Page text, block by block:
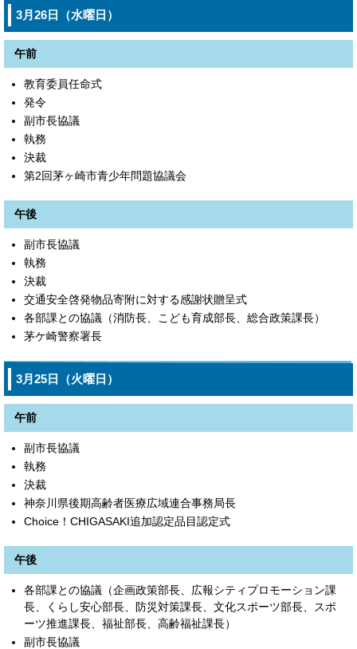
3月26日（水曜日）
午前
教育委員任命式
発令
副市長協議
執務
決裁
第2回茅ヶ崎市青少年問題協議会
午後
副市長協議
執務
決裁
交通安全啓発物品寄附に対する感謝状贈呈式
各部課との協議（消防長、こども育成部長、総合政策課長）
茅ケ崎警察署長
3月25日（火曜日）
午前
副市長協議
執務
決裁
神奈川県後期高齢者医療広域連合事務局長
Choice！CHIGASAKI追加認定品目認定式
午後
各部課との協議（企画政策部長、広報シティプロモーション課
長、くらし安心部長、防災対策課長、文化スポーツ部長、スポ
ーツ推進課長、福祉部長、高齢福祉課長）
副市長協議